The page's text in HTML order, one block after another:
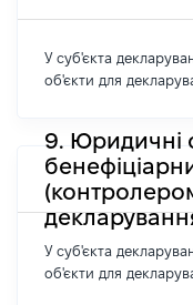
У суб'єкта
об'єкти для
9. Юридичні
У суб'єкта
об'єкти для